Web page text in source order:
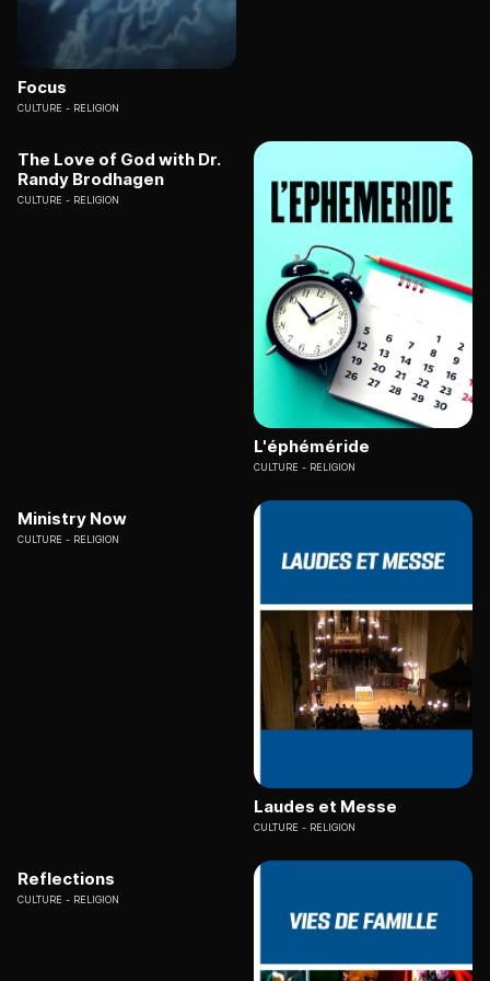
Focus
CULTURE RELIGION
The Love of God with Dr.
Randy Brodhagen
CULTURE RELIGION
L'éphéméride
CULTURE RELIGION
Ministry Now
CULTURE RELIGION
Laudes et Messe
CULTURE RELIGION
Reflections
CULTURE RELIGION